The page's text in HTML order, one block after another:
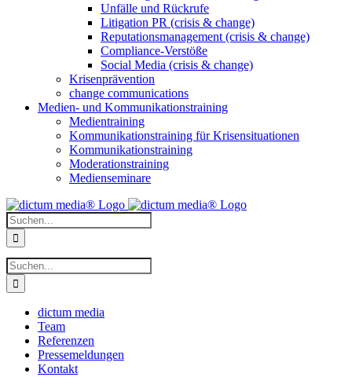
Unfälle und Rückrufe
Litigation PR (crisis & change)
Reputationsmanagement (crisis & change)
Compliance-Verstöße
Social Media (crisis & change)
Krisenprävention
change communications
Medien- und Kommunikationstraining
Medientraining
Kommunikationstraining für Krisensituationen
Kommunikationstraining
Moderationstraining
Medienseminare
Suche
nach:
Suche
nach:
dictum media
Team
Referenzen
Pressemeldungen
Kontakt